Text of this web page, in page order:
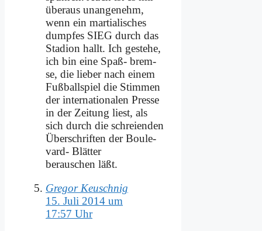
über­aus un­an­ge­nehm,
wenn ein mar­tia­li­sches
dump­fes SIEG durch das
Sta­di­on hallt. Ich ge­ste­he,
ich bin ei­ne Spaß- brem­
se, die lie­ber nach ei­nem
Fuß­ball­spiel die Stim­men
der in­ter­na­tio­na­len Pres­se
in der Zei­tung liest, als
sich durch die schrei­en­den
Über­schrif­ten der Bou­le­
vard- Blät­ter
be­rau­schen läßt.
Gregor Keuschnig
15. Juli 2014 um
17:57 Uhr